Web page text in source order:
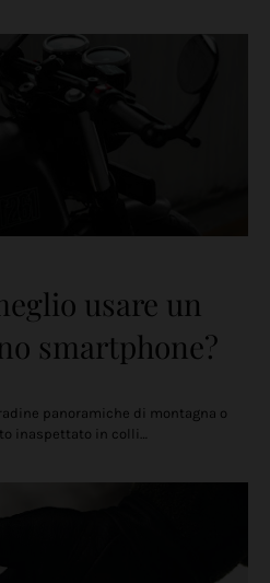
usare un
smartphone?
panoramiche di montagna o
inaspettato in colli…